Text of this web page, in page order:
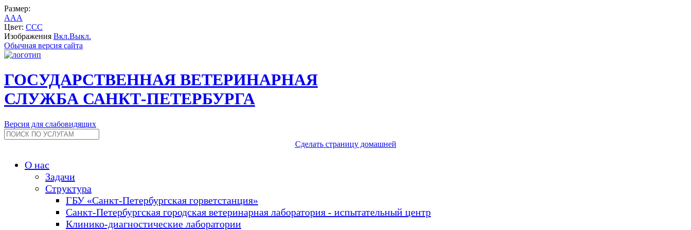
Размер:
AAA
Цвет: CCC
Изображения Вкл.Выкл.
Обычная версия сайта
ГОСУДАРСТВЕННАЯ ВЕТЕРИНАРНАЯ
СЛУЖБА САНКТ-ПЕТЕРБУРГА
Версия для слабовидящих
Сделать страницу домашней
О нас
Задачи
Структура
ГБУ «Санкт-Петербургская горветстанция»
Санкт-Петербургская городская ветеринарная лаборатория - испытательный центр
Клинико-диагностические лаборатории